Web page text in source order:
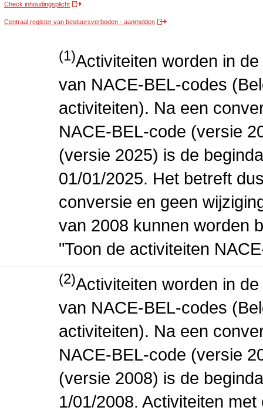
Check inhoudingsplicht
Centraal register van bestuursverboden - aanmelden
(1)Activiteiten worden in
van NACE-BEL-codes
activiteiten). Na een
NACE-BEL-code (versie
(versie 2025) is de
01/01/2025. Het betreft
conversie en geen
van 2008 kunnen worden
"Toon de activiteiten
(2)Activiteiten worden in
van NACE-BEL-codes
activiteiten). Na een
NACE-BEL-code (versie
(versie 2008) is de
1/01/2008. Activiteiten